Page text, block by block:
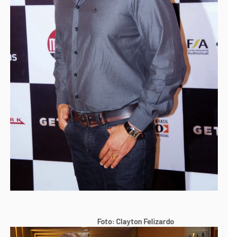
Foto: Clayton Felizardo